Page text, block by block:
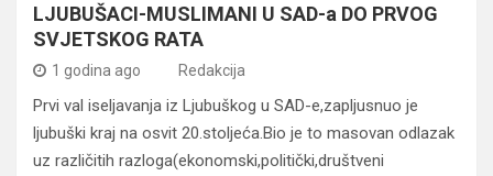
LJUBUŠACI-MUSLIMANI U SAD-a DO PRVOG
SVJETSKOG RATA
1 godina ago Redakcija
Prvi val iseljavanja iz Ljubuškog u SAD-e,zapljusnuo je
ljubuški kraj na osvit 20.stoljeća.Bio je to masovan odlazak
uz različitih razloga(ekonomski,politički,društveni